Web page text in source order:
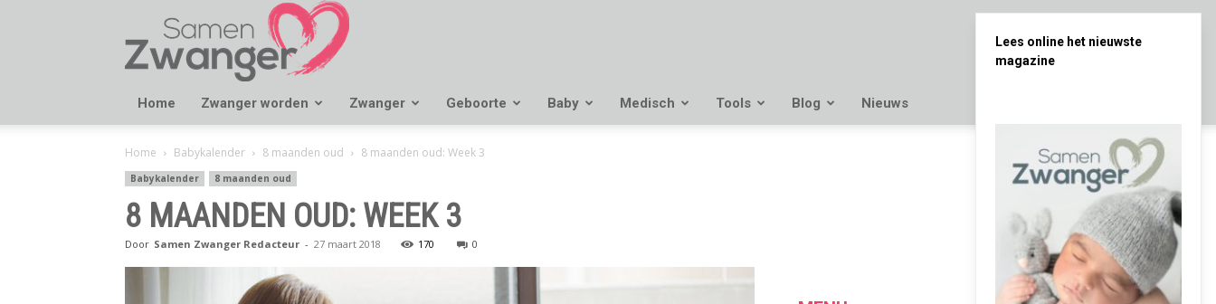
Samen
Zwanger
Home Zwanger worden Zwanger Geboorte Baby Medisch Tools Blog Nieuws
Home Babykalender 8 maanden oud 8 maanden oud: Week 3
Babykalender 8 maanden oud
8 MAANDEN OUD: WEEK 3
Door Samen Zwanger Redacteur - 27 maart 2018 170 0
Lees online het nieuwste
magazine